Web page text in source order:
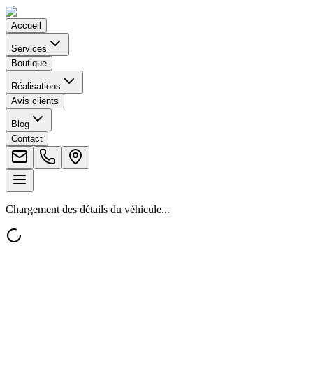
Accueil
Services
Boutique
Réalisations
Avis clients
Blog
Contact
Chargement des détails du véhicule...